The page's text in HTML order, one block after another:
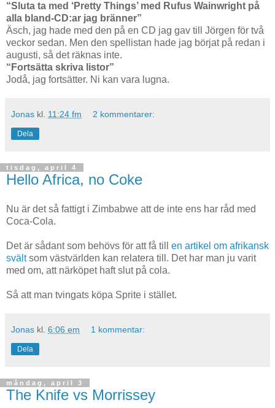
“Sluta ta med ‘Pretty Things’ med Rufus Wainwright på
alla bland-CD:ar jag bränner”
Äsch, jag hade med den på en CD jag gav till Jörgen för två
veckor sedan. Men den spellistan hade jag börjat på redan i
augusti, så det räknas inte.
“Fortsätta skriva listor”
Jodå, jag fortsätter. Ni kan vara lugna.
Jonas kl. 11:24 fm 2 kommentarer:
Dela
tisdag, april 4
Hello Africa, no Coke
Nu är det så fattigt i Zimbabwe att de inte ens har råd med
Coca-Cola.
Det är sådant som behövs för att få till en artikel om afrikansk
svältsom västvärlden kan relatera till. Det har man ju varit
med om, att närköpet haft slut på cola.
Så att man tvingats köpa Sprite i stället.
Jonas kl. 6:06 em 1 kommentar:
Dela
måndag, april 3
The Knife vs Morrissey